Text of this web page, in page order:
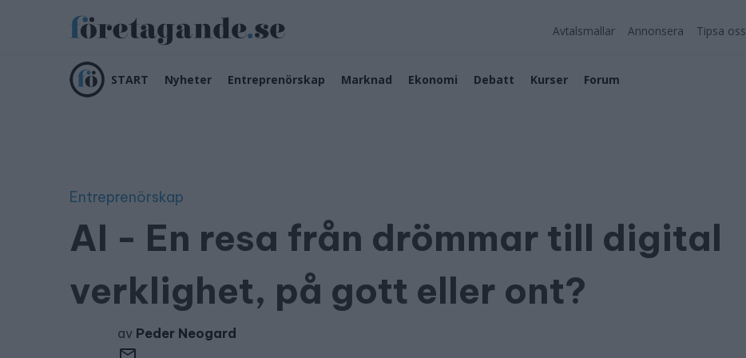
Avtalsmallar Annonsera Tipsa oss
START Nyheter Entreprenörskap Marknad Ekonomi Debatt Kurser Forum
Entreprenörskap
AI - En resa från drömmar till digital
verklighet, på gott eller ont?
av Peder Neogard